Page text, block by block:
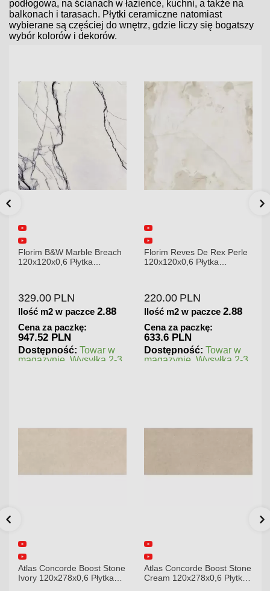
podłogowa, na ścianach w łazience, kuchni, a także na
balkonach i tarasach. Płytki ceramiczne natomiast
wybierane są częściej do wnętrz, gdzie liczy się bogatszy
wybór kolorów i dekorów.
Florim B&W Marble Breach
120x120x0,6 Płytka
329.00 PLN
Ilość m2 w paczce 2.88
Cena za paczkę:
947.52 PLN
Dostępność: Towar w
magazynie. Wysyłka 2-3
Florim Reves De Rex Perle
120x120x0,6 Płytka
220.00 PLN
Ilość m2 w paczce 2.88
Cena za paczkę:
633.6 PLN
Dostępność: Towar w
magazynie. Wysyłka 2-3
Atlas Concorde Boost Stone
Cream 120x278x0,6 Płytka
Atlas Concorde Brave
Gypsum 75x75 Płytka